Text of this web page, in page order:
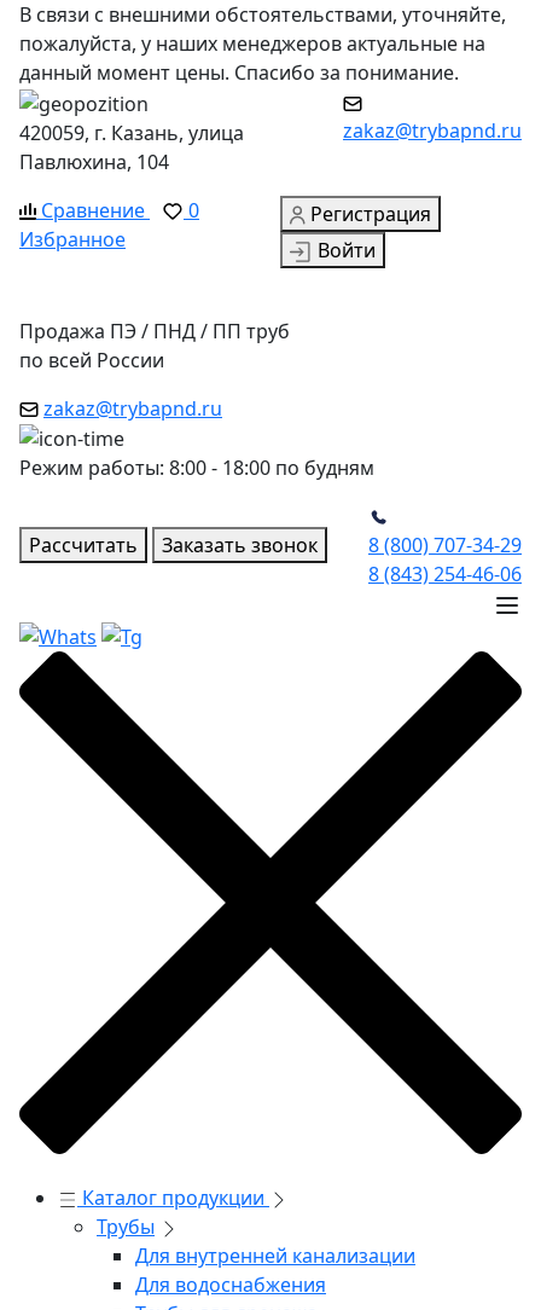
В связи с внешними обстоятельствами, уточняйте,
пожалуйста, у наших менеджеров актуальные на
данный момент цены. Спасибо за понимание.
420059, г. Казань, улица
Павлюхина, 104
zakaz@trybapnd.ru
Сравнение
0
Избранное
Регистрация
Войти
Продажа ПЭ / ПНД / ПП труб
по всей России
zakaz@trybapnd.ru
Режим работы: 8:00 - 18:00 по будням
Рассчитать Заказать звонок
8 (800) 707-34-29
8 (843) 254-46-06
Каталог продукции
Трубы
Для внутренней канализации
Для водоснабжения